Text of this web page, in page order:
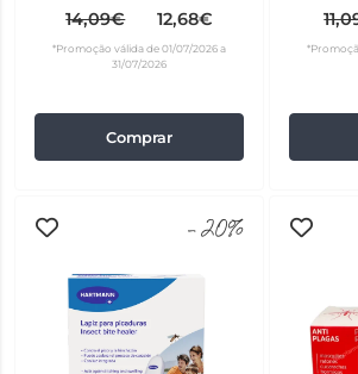
Carraças 100 ml
14,09€ 12,68€
*Promoção válida de 01/07/2026 a
31/07/2026
Comprar
-20%